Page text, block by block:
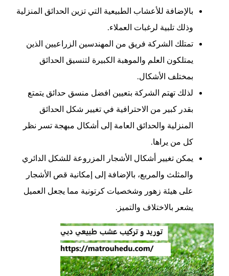
بالإضافة للأعشاب الطبيعية التي تزين الحدائق المنزلية
وذلك تلبية لرغبات العملاء.
تمتلك الشركة فريق من المهندسين الزراعيين الذين
يمتلكون العلم والموهبة الكبيرة لتنسيق الحدائق
بمختلف الأشكال.
لذلك تهتم الشركة بتعيين افضل منسق حدائق يتمتع
بقدر كبير من الاحترافية في تغيير شكل الحدائق
المنزلية والحدائق العامة إلى أشكال مبهجة تسر نظر
كل من يراها.
يمكن تغيير أشكال الأشجار المزروعة للشكل الدائري
والمثلث والمربع، بالإضافة إلى إمكانية قص الأشجار
على هيئة زهور وشخصيات كرتونية مما يجعل العميل
يشعر بالاختلاف والتميز.